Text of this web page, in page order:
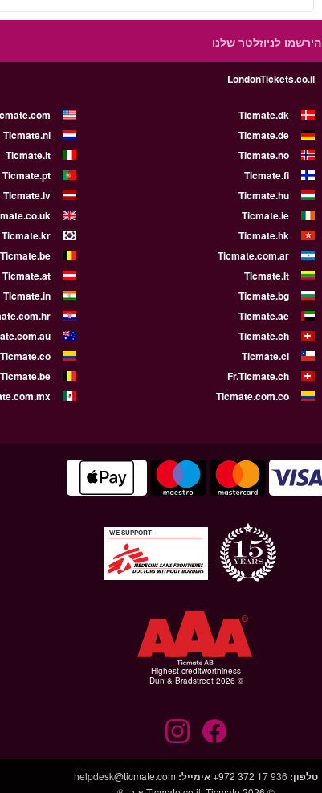
הירשמו לניוזלטר שלנו
LondonTickets.co.il
Ticmate.dk
Ticmate.de
Ticmate.nl
Ticmate.no
Ticmate.it
Ticmate.fi
Ticmate.pt
Ticmate.hu
Ticmate.lv
Ticmate.ie
Ticmate.hk
Ticmate.kr
Ticmate.com.ar
Ticmate.be
Ticmate.lt
Ticmate.at
Ticmate.bg
Ticmate.in
Ticmate.ae
Ticmate.ch
Ticmate.cl
Ticmate.co
Fr.Ticmate.ch
Ticmate.com.co
WE SUPPORT
Highest creditworthiness
© Dun & Bradstreet 2026
טלפון:
+972 372 17 936אימייל:
helpdesk@ticmate.com